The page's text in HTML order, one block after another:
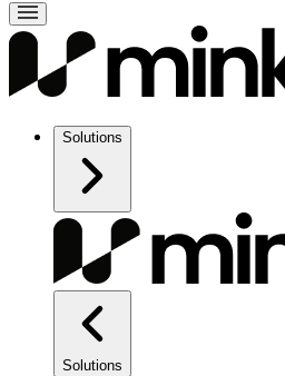
Solutions
Solutions